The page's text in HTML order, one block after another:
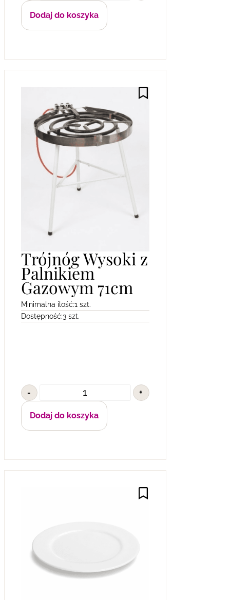
Dodaj do koszyka
Trójnóg Wysoki z
Palnikiem
Gazowym 71cm
Minimalna ilość:1 szt.
Dostępność:3 szt.
- +
Dodaj do koszyka